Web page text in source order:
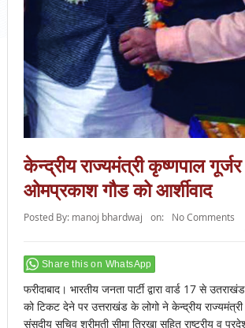
केन्द्रीय राज्यमंत्री कृष्णपाल गूर्जर
ओमप्रकाश गौड को आर्शीवाद
Posted By: manoj bhardwaj on:
No Comments
Share this on WhatsApp
फरीदाबाद। भारतीय जनता पार्टी द्वारा वार्ड 17 से
को टिकट देने पर उत्तराखंड के लोगो ने केन्द्रीय
संसदीय सचिव श्रीमती सीमा त्रिखा सहित राष्ट्रीय व